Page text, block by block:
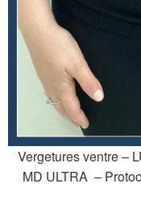
Vergetures ventre –
MD ULTRA –